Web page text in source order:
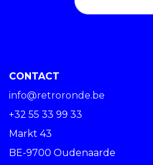
CONTACT
info@retroronde.be
+32 55 33 99 33
Markt 43
BE-9700 Oudenaarde